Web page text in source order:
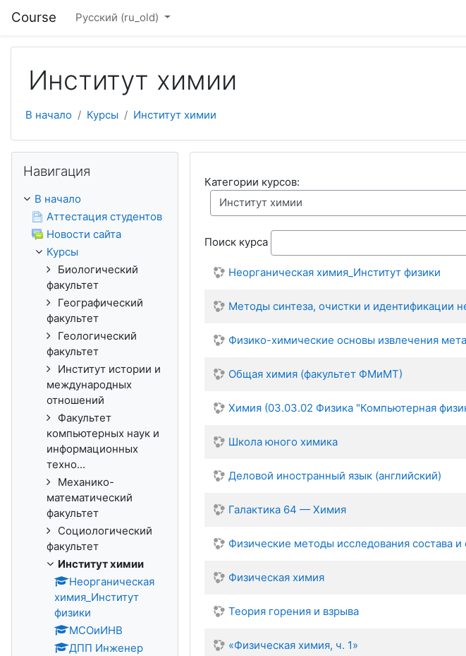
Course Русский ‎(ru_old)‎
Институт химии
В начало Курсы Институт химии
Категории курсов:
Поиск курса
Неорганическая химия_Институт физики
Методы синтеза, очистки и идентификации
Физико-химические основы извлечения
Общая химия (факультет ФМиМТ)
Химия (03.03.02 Физика "Компьютерная
Школа юного химика
Деловой иностранный язык (английский)
Галактика 64 — Химия
Физические методы исследования состава
Физическая химия
Теория горения и взрыва
«Физическая химия, ч. 1»
Навигация
В начало
Аттестация студентов
Новости сайта
Курсы
Биологический
факультет
Географический
факультет
Геологический
факультет
Институт истории и
международных
отношений
Факультет
компьютерных наук и
информационных
техно...
Механико-
математический
факультет
Социологический
факультет
Институт химии
Неорганическая
химия_Институт
физики
МСОиИНВ
ДПП Инженер